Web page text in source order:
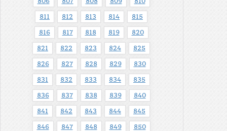
811 812 813 814 815
816 817 818 819 820
821 822 823 824 825
826 827 828 829 830
831 832 833 834 835
836 837 838 839 840
841 842 843 844 845
846 847 848 849 850